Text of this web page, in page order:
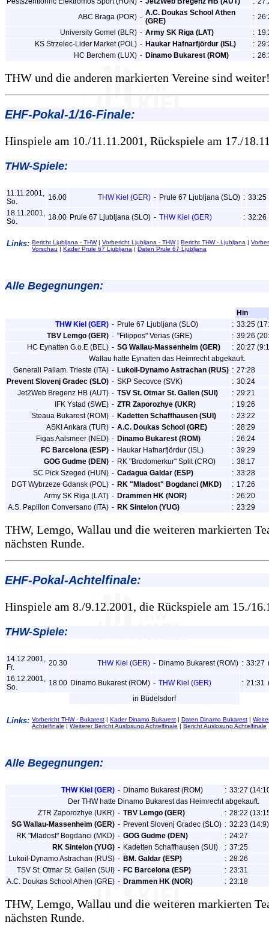
ABC Braga (POR) - A.C. Doukas School Athen
(GRE)
:
University Gomel (BLR) - Army SK Riga (LAT) :
KS Strzelec-Lider Market (POL) - Haukar Hafnarfjördur (ISL) :
HC Berchem (LUX) - Dinamo Bukarest (ROM) :
THW und die anderen markierten Vereine sind
EHF-Pokal-1/16-Finale:
Hinspiele am 10./11.11.2001, Rückspiele am 17./
THW-Spiele:
11.11.2001,
So.
16.00 THW Kiel (GER) - Prule 67 Ljubljana (SLO) : 33:25
18.11.2001,
So.
18.00 Prule 67 Ljubljana (SLO) - THW Kiel (GER) : 32:26
Links: Bericht Ljubljana - THW| Vorbericht Ljubljana - THW| Bericht THW - Ljubljana |
Vorschau | Kader Prule 67 Ljubljana | Daten Prule 67 Ljubljana
Alle Begegnungen:
Hin
THW Kiel (GER) - Prule 67 Ljubljana (SLO) : 33:25
TBV Lemgo (GER) - "Filippos" Verias (GRE) : 39:26
HC Eynatten G.o.E (BEL) - SG Wallau-Massenheim (GER) : 20:27
Wallau hatte Eynatten das Heimrecht abgekauft.
Generali Pallam. Trieste (ITA) - Lukoil-Dynamo Astrachan (RUS) : 27:28
Prevent Slovenj Gradec (SLO) - SKP Secovce (SVK) : 30:24
Jet2Web Bregenz HB (AUT) - TSV St. Otmar St. Gallen (SUI) : 29:21
IFK Ystad (SWE) - ZTR Zaporozhye (UKR) : 19:26
Steaua Bukarest (ROM) - Kadetten Schaffhausen (SUI) : 23:22
ASKI Ankara (TUR) - A.C. Doukas School (GRE) : 28:29
Figas Aalsmeer (NED) - Dinamo Bukarest (ROM) : 26:24
FC Barcelona (ESP) - Haukar Hafnarfjördur (ISL) : 39:29
GOG Gudme (DEN) - RK "Brodomerkur" Split (CRO) : 38:17
SC Pick Szeged (HUN) - Cadagua Galdar (ESP) : 33:28
DGT Wybrzeze Gdansk (POL) - RK "Mladost" Bogdanci (MKD) : 17:26
Army SK Riga (LAT) - Drammen HK (NOR) : 26:20
A.S. Papillon Conversano (ITA) - RK Sintelon (YUG) : 23:29
THW, Lemgo, Wallau und die weiteren markierten
nächsten Runde.
EHF-Pokal-Achtelfinale:
Hinspiele am 8./9.12.2001, die Rückspiele am 15./
THW-Spiele:
14.12.2001,
Fr.
20.30 THW Kiel (GER) - Dinamo Bukarest (ROM) : 33:27
16.12.2001,
So.
18.00 Dinamo Bukarest (ROM) - THW Kiel (GER) : 21:31
in Büdelsdorf
Links: Vorbericht THW - Bukarest | Kader Dinamo Bukarest | Daten Dinamo Bukarest |
Achtelfinale | Weiterer Bericht Auslosung Achtelfinale | Bericht Auslosung Achtelfinale
Alle Begegnungen:
THW Kiel (GER) - Dinamo Bukarest (ROM) : 33:27
Der THW hatte Dinamo Bukarest das Heimrecht abgekauft.
ZTR Zaporozhye (UKR) - TBV Lemgo (GER) : 28:22
SG Wallau-Massenheim (GER) - Prevent Slovenj Gradec (SLO) : 32:23 (14:9)
RK "Mladost" Bogdanci (MKD) - GOG Gudme (DEN) : 24:27
RK Sintelon (YUG) - Kadetten Schaffhausen (SUI) : 37:25
Lukoil-Dynamo Astrachan (RUS) - BM. Galdar (ESP) : 28:26
TSV St. Otmar St. Gallen (SUI) - FC Barcelona (ESP) : 23:31
A.C. Doukas School Athen (GRE) - Drammen HK (NOR) : 23:18
THW, Lemgo, Wallau und die weiteren markierten
nächsten Runde.